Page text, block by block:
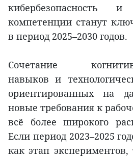
кибербезопасность и
компетенции станут
в период 2025–2030 годов.
Сочетание
навыков и
ориентированных на
новые требования к
всё более широкого
Если период 2023–2025
как этап